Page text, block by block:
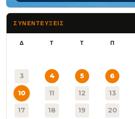
ΣΥΝΕΝΤΕΥΞΕΙΣ
Δ Τ Τ Π
3 4 5 6
10 11 12 13
17 18 19 20